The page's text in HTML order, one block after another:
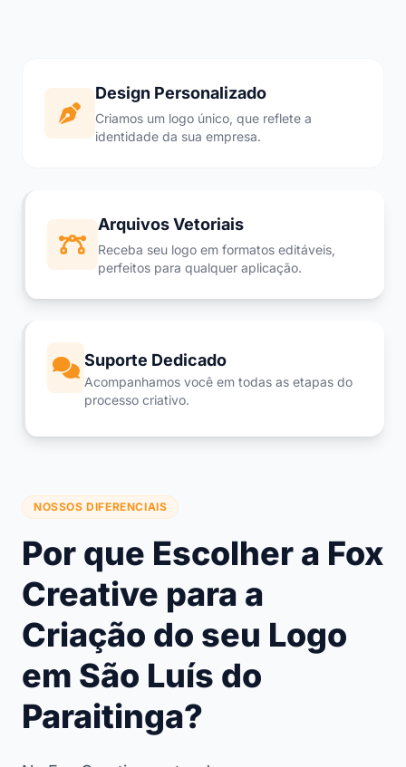
Design Personalizado
Criamos um logo único, que reflete a
identidade da sua empresa.
Arquivos Vetoriais
Receba seu logo em formatos editáveis,
perfeitos para qualquer aplicação.
Suporte Dedicado
Acompanhamos você em todas as etapas do
processo criativo.
NOSSOS DIFERENCIAIS
Por que Escolher a Fox
Creative para a
Criação do seu Logo
em São Luís do
Paraitinga?